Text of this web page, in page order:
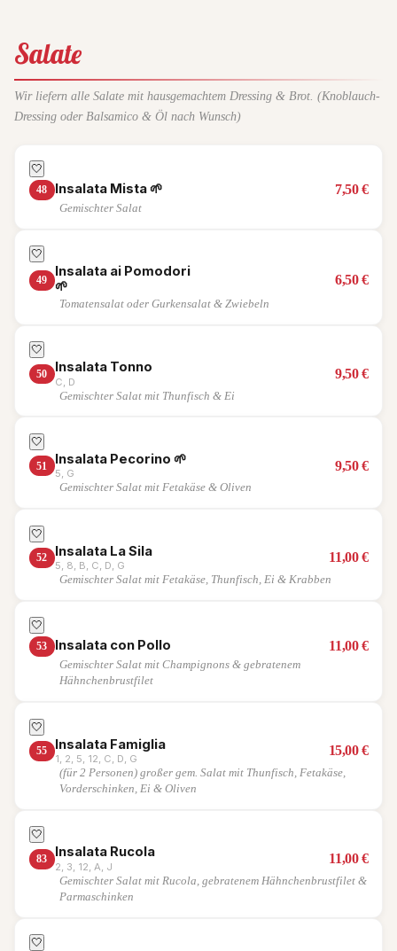
Salate
Wir liefern alle Salate mit hausgemachtem Dressing & Brot. (Knoblauch-
Dressing oder Balsamico & Öl nach Wunsch)
🤍
48 Insalata Mista 🌱 7,50€
Gemischter Salat
🤍
49
Insalata ai Pomodori
🌱
6,50€
Tomatensalat oder Gurkensalat & Zwiebeln
🤍
50 Insalata Tonno
C, D
9,50€
Gemischter Salat mit Thunfisch & Ei
🤍
51 Insalata Pecorino 🌱
5, G
9,50€
Gemischter Salat mit Fetakäse & Oliven
🤍
52 Insalata La Sila
5, 8, B, C, D, G
11,00€
Gemischter Salat mit Fetakäse, Thunfisch, Ei & Krabben
🤍
53 Insalata con Pollo 11,00€
Gemischter Salat mit Champignons & gebratenem
Hähnchenbrustfilet
🤍
55 Insalata Famiglia
1, 2, 5, 12, C, D, G
15,00€
(für 2 Personen) großer gem. Salat mit Thunfisch, Fetakäse,
Vorderschinken, Ei & Oliven
🤍
83 Insalata Rucola
2, 3, 12, A, J
11,00€
Gemischter Salat mit Rucola, gebratenem Hähnchenbrustfilet &
Parmaschinken
🤍